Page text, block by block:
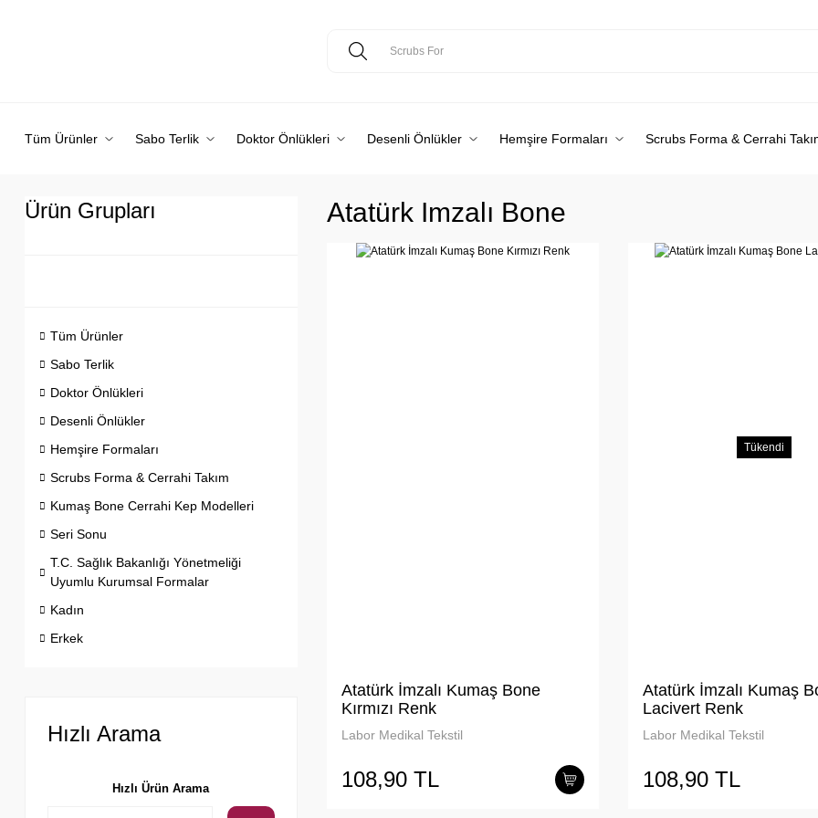
Tüm Ürünler Sabo Terlik Doktor Önlükleri Desenli Önlükler Hemşire Formaları Scrubs Forma & Cerrahi
Ürün Grupları
Tüm Ürünler
Sabo Terlik
Doktor Önlükleri
Desenli Önlükler
Hemşire Formaları
Scrubs Forma & Cerrahi Takım
Kumaş Bone Cerrahi Kep Modelleri
Seri Sonu
T.C. Sağlık Bakanlığı Yönetmeliği
Uyumlu Kurumsal Formalar
Kadın
Erkek
Hızlı Arama
Hızlı Ürün Arama
Atatürk Imzalı Bone
Atatürk İmzalı Kumaş Bone
Kırmızı Renk
Labor Medikal Tekstil
108,90 TL
Tükendi
Atatürk İmzalı Kumaş
Lacivert Renk
Labor Medikal Tekstil
108,90 TL